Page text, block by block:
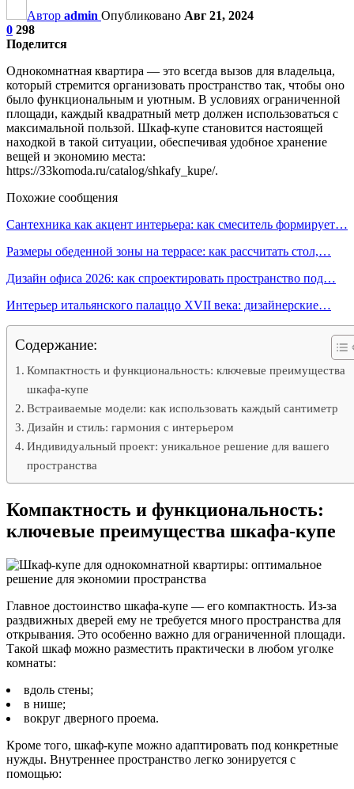
Автор admin Опубликовано Авг 21, 2024
0 298
Поделится
Однокомнатная квартира — это всегда вызов для владельца,
который стремится организовать пространство так, чтобы оно
было функциональным и уютным. В условиях ограниченной
площади, каждый квадратный метр должен использоваться с
максимальной пользой. Шкаф-купе становится настоящей
находкой в такой ситуации, обеспечивая удобное хранение
вещей и экономию места:
https://33komoda.ru/catalog/shkafy_kupe/.
Похожие сообщения
Сантехника как акцент интерьера: как смеситель формирует…
Размеры обеденной зоны на террасе: как рассчитать стол,…
Дизайн офиса 2026: как спроектировать пространство под…
Интерьер итальянского палаццо XVII века: дизайнерские…
Содержание:
Компактность и функциональность: ключевые преимущества
шкафа-купе
Встраиваемые модели: как использовать каждый сантиметр
Дизайн и стиль: гармония с интерьером
Индивидуальный проект: уникальное решение для вашего
пространства
Компактность и функциональность:
ключевые преимущества шкафа-купе
Главное достоинство шкафа-купе — его компактность. Из-за
раздвижных дверей ему не требуется много пространства для
открывания. Это особенно важно для ограниченной площади.
Такой шкаф можно разместить практически в любом уголке
комнаты:
вдоль стены;
в нише;
вокруг дверного проема.
Кроме того, шкаф-купе можно адаптировать под конкретные
нужды. Внутреннее пространство легко зонируется с
помощью: